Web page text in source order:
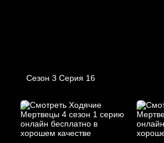
Сезон 3 Серия 16